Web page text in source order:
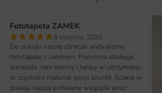
Fototapeta ZAMEK
6 sierpnia, 2026
Do pokoju naszej córeczki wybraliśmy
fototapetę z zamkiem. Pomocna obsługa
doradziła nam mocny i łatwy w utrzymaniu
w czystości materiał (vinyl brush). Ściana w
pokoju naszej królewny wygląda teraz